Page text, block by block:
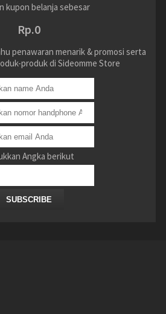
kupon belanja sebesar
Rp.0
penawaran menarik & promosi serta
produk di Sideomme Store
Angka berikut
SUBSCRIBE